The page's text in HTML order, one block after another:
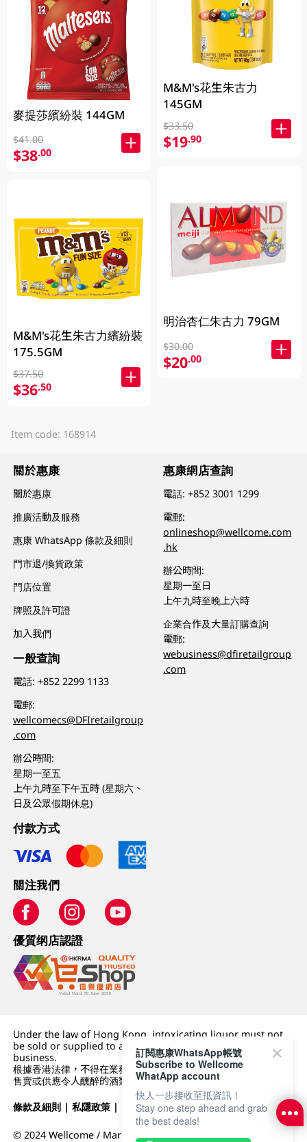
麥提莎繽紛裝 144GM
$41.00
$38.00
M&M's花生朱古力繽紛裝
175.5GM
$37.50
$36.50
M&M's花生朱古力
145GM
$33.50
$19.90
明治杏仁朱古力 79GM
$30.00
$20.00
Item code: 168914
關於惠康
關於惠康
推廣活動及服務
惠康 WhatsApp 條款及細則
門市退/換貨政策
門店位置
牌照及許可證
加入我們
一般查詢
電話:+852 2299 1133
電郵:
wellcomecs@DFIretailgroup
.com
辦公時間:
星期一至五
上午九時至下午五時 (星期六、
日及公眾假期休息)
惠康網店查詢
電話:+852 3001 1299
電郵:
onlineshop@wellcome.com
.hk
辦公時間:
星期一至日
上午九時至晚上六時
企業合作及大量訂購查詢
電郵:
webusiness@dfiretailgroup
.com
付款方式
關注我們
優質纲店認證
Under the law of Hong Kong, intoxicating liquor must not
be sold or supplied to a minor (under 18) in the course of
business.
根據香港法律，不得在業務過程中，向未成年人 (18 歲以下人士)
售賣或供應令人醺醉的酒類。
條款及細則 |私隱政策 | DFI零售集團
© 2024 Wellcome / Market Place. The Dairy Farm Company
訂閱惠康WhatsApp帳號
Subscribe to Wellcome
WhatApp account
快人一步接收至抵資訊！
Stay one step ahead and grab
the best deals!